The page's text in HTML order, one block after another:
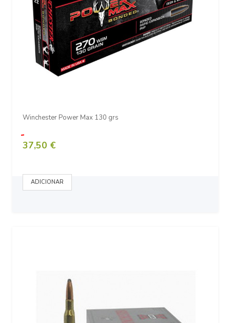
Winchester Power Max 130 grs
37,50 €